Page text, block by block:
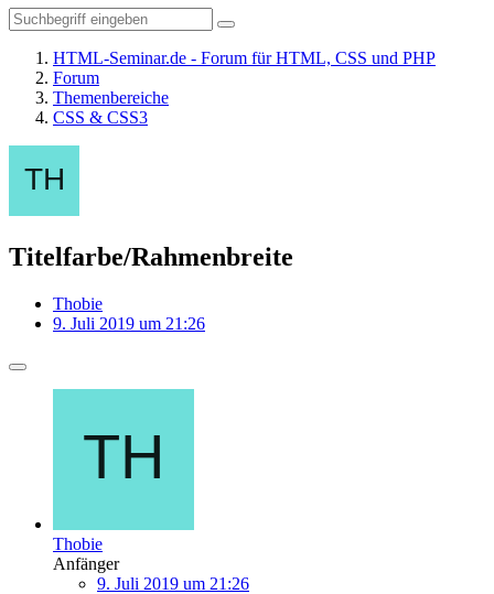
HTML-Seminar.de - Forum für HTML, CSS und PHP
Forum
Themenbereiche
CSS & CSS3
Titelfarbe/Rahmenbreite
Thobie
9. Juli 2019 um 21:26
Thobie
Anfänger
9. Juli 2019 um 21:26